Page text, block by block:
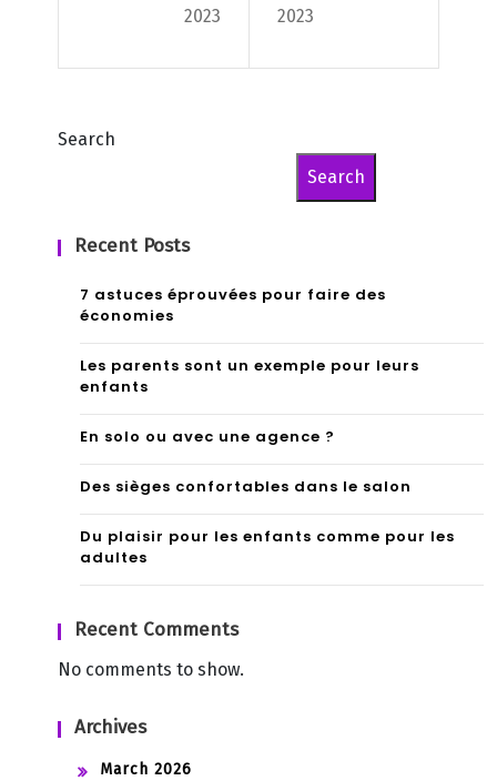
tim
de
e
2023
rtis
2023
Search
Search
Recent Posts
7 astuces éprouvées pour faire des
économies
Les parents sont un exemple pour leurs
enfants
En solo ou avec une agence ?
Des sièges confortables dans le salon
Du plaisir pour les enfants comme pour les
adultes
Recent Comments
No comments to show.
Archives
March 2026